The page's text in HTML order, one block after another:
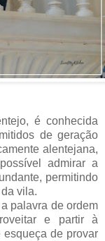
é conhecida
de geração
alentejana,
admirar a
permitindo
vila.
palavra de ordem
e partir à
esqueça de provar